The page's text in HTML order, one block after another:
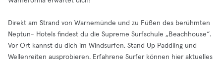
Direkt am Strand von Warnemünde und zu Füßen des berühmten
Neptun- Hotels findest du die Supreme Surfschule „Beachhouse“.
Vor Ort kannst du dich im Windsurfen, Stand Up Paddling und
Wellenreiten ausprobieren. Erfahrene Surfer können hier aktuelles